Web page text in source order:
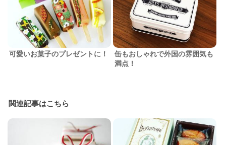
可愛いお菓子のプレゼントに！
缶もおしゃれで外国の雰囲気も
満点！
関連記事はこちら